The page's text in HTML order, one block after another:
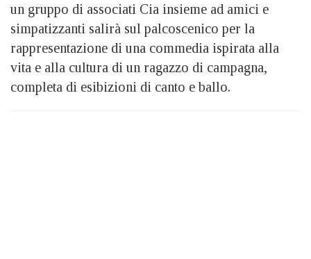
un gruppo di associati Cia insieme ad amici e
simpatizzanti salirà sul palcoscenico per la
rappresentazione di una commedia ispirata alla
vita e alla cultura di un ragazzo di campagna,
completa di esibizioni di canto e ballo.